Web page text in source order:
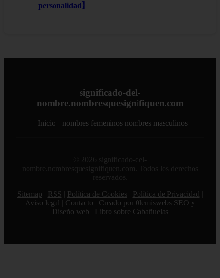
personalidad】
significado-del-
nombre.nombresquesignifiquen.com
Inicio nombres femeninos nombres masculinos
© 2026 significado-del-
nombre.nombresquesignifiquen.com. Todos los derechos
reservados.
Sitemap
RSS Política de Cookies Política de Privacidad
Aviso legal
Contacto
Creado por 0lemiswebs SEO y
Diseño web
Libro sobre Cabañuelas